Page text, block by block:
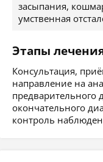
засыпания,
умственная
Этапы
Консультация,
направление на
предварительного
окончательного
контроль